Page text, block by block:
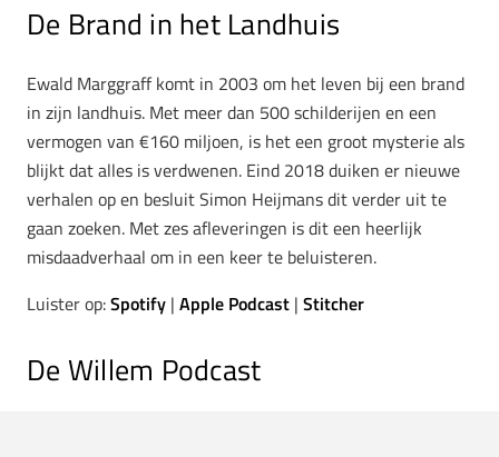
De Brand in het Landhuis
Ewald Marggraff komt in 2003 om het leven bij een brand
in zijn landhuis. Met meer dan 500 schilderijen en een
vermogen van €160 miljoen, is het een groot mysterie als
blijkt dat alles is verdwenen. Eind 2018 duiken er nieuwe
verhalen op en besluit Simon Heijmans dit verder uit te
gaan zoeken. Met zes afleveringen is dit een heerlijk
misdaadverhaal om in een keer te beluisteren.
Luister op:Spotify | Apple Podcast | Stitcher
De Willem Podcast